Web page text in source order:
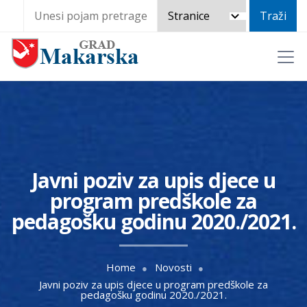
Javni poziv za upis djece u
program predškole za
pedagošku godinu 2020./2021.
Home
Novosti
Javni poziv za upis djece u program predškole za
pedagošku godinu 2020./2021.